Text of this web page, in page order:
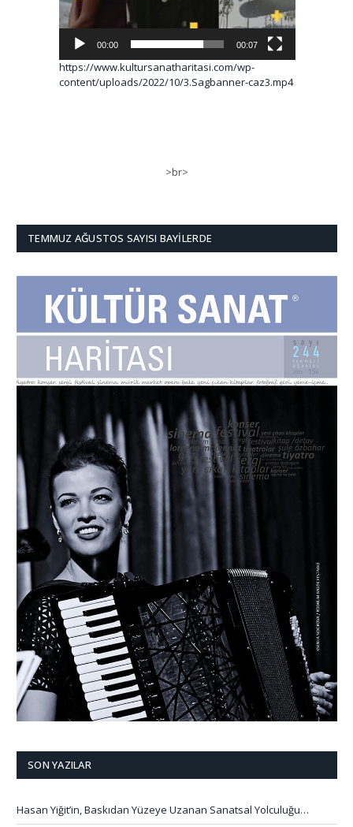
00:00 00:07
https://www.kultursanatharitasi.com/wp-
content/uploads/2022/10/3.Sagbanner-caz3.mp4
>br>
TEMMUZ AĞUSTOS SAYISI BAYILERDE
SON YAZILAR
Hasan Yiğit’in, Baskıdan Yüzeye Uzanan Sanatsal Yolculuğu…